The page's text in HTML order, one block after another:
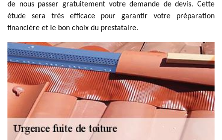
de nous passer gratuitement votre demande de devis. Cette
étude sera très efficace pour garantir votre préparation
financière et le bon choix du prestataire.